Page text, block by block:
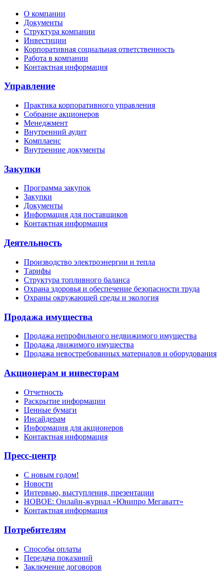
О компании
Документы
Структура компании
Инвестиции
Корпоративная социальная ответственность
Работа в компании
Контактная информация
Управление
Практика корпоративного управления
Собрание акционеров
Менеджмент
Внутренний аудит
Комплаенс
Внутренние документы
Закупки
Программа закупок
Закупки
Документы
Информация для поставщиков
Контактная информация
Деятельность
Производство электроэнергии и тепла
Тарифы
Структура топливного баланса
Охрана здоровья и обеспечение безопасности труда
Охраны окружающей среды и экология
Продажа имущества
Продажа непрофильного недвижимого имущества
Продажа движимого имущества
Продажа невостребованных материалов и оборудования
Акционерам и инвесторам
Отчетность
Раскрытие информации
Ценные бумаги
Инсайдерам
Информация для акционеров
Контактная информация
Пресс-центр
С новым годом!
Новости
Интервью, выступления, презентации
НОВОЕ: Онлайн-журнал «Юнипро Мегаватт»
Контактная информация
Потребителям
Способы оплаты
Передача показаний
Заключение договоров